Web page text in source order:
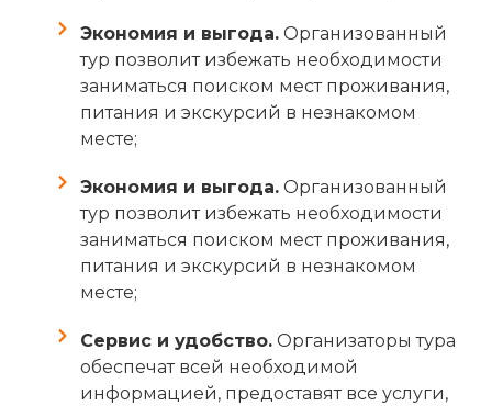
Экономия и выгода.Организованный
тур позволит избежать необходимости
заниматься поиском мест проживания,
питания и экскурсий в незнакомом
месте;
Экономия и выгода.Организованный
тур позволит избежать необходимости
заниматься поиском мест проживания,
питания и экскурсий в незнакомом
месте;
Сервис и удобство.Организаторы тура
обеспечат всей необходимой
информацией, предоставят все услуги,